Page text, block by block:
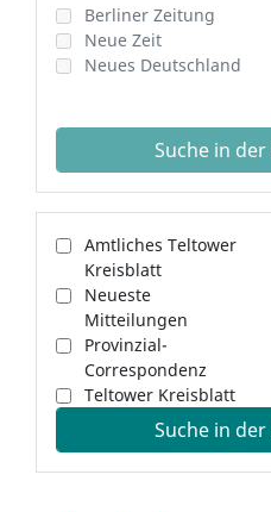
Berliner Zeitung
Neue Zeit
Neues Deutschland
Suche in der
Amtliches Teltower
Kreisblatt
Neueste
Mitteilungen
Provinzial-
Correspondenz
Teltower Kreisblatt
Suche in